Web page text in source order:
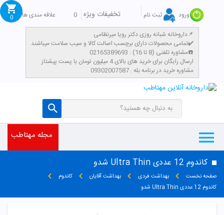
ورود ثبت نام تخفیفات ویژه 0
علاقه مندی ها
داروخانه شبانه روزی دکتر رویا میرنظامی📌
تمامی محصولات دارای برچسب اصالت کالا و سیب سلامت میباشند✔️
مشاوره تلفنی (8 تا 16) : 02165389693☎️
​ارسال رایگان برای خرید های بالای 4 میلیون تومان با پست پیشتاز
مشاوره خرید در برنامه بله : 09302007587
0
مجله مهتاطب
کاندوم 12 عددی Ultra Thin شدو
صفحه نخست بهداشت فردی بهداشت آقایان
کاندوم
کاندوم 12 عددی Ultra Thin شدو